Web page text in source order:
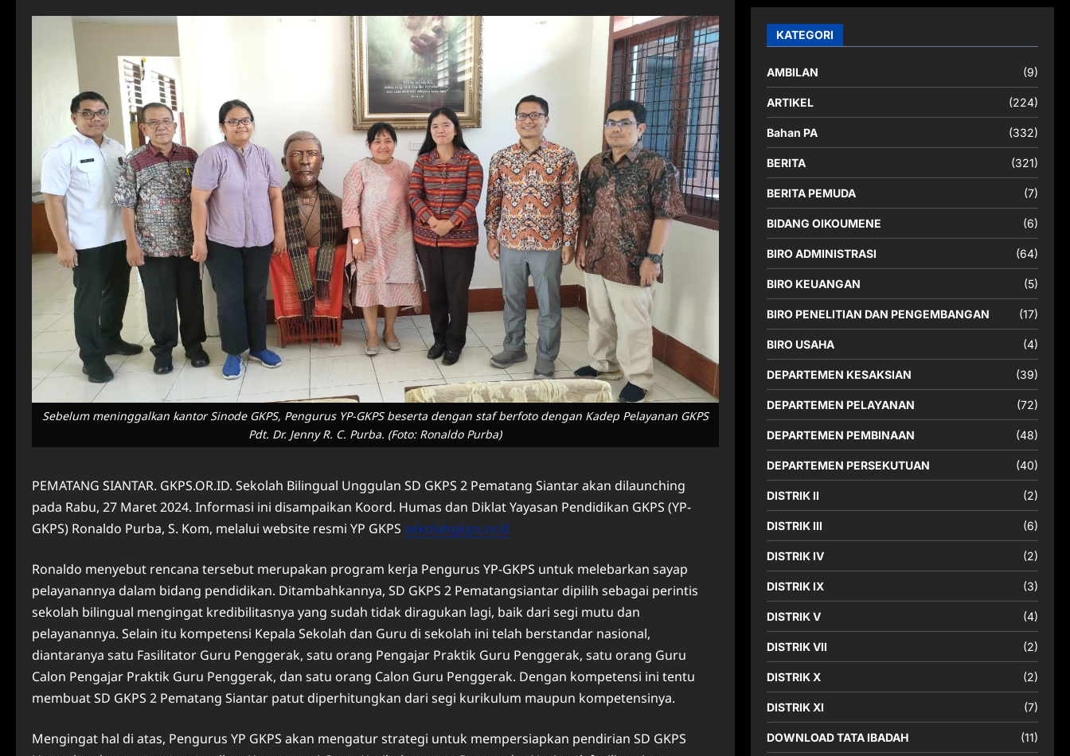
Sebelum meninggalkan kantor Sinode GKPS, Pengurus YP-GKPS beserta dengan staf berfoto dengan Kadep Pelayanan GKPS
Pdt. Dr. Jenny R. C. Purba. (Foto: Ronaldo Purba)
PEMATANG SIANTAR. GKPS.OR.ID. Sekolah Bilingual Unggulan SD GKPS 2 Pematang Siantar akan dilaunching
pada Rabu, 27 Maret 2024. Informasi ini disampaikan Koord. Humas dan Diklat Yayasan Pendidikan GKPS (YP-
GKPS) Ronaldo Purba, S. Kom, melalui website resmi YP GKPS sekolahgkps.or.id
Ronaldo menyebut rencana tersebut merupakan program kerja Pengurus YP-GKPS untuk melebarkan sayap
pelayanannya dalam bidang pendidikan. Ditambahkannya, SD GKPS 2 Pematangsiantar dipilih sebagai perintis
sekolah bilingual mengingat kredibilitasnya yang sudah tidak diragukan lagi, baik dari segi mutu dan
pelayanannya. Selain itu kompetensi Kepala Sekolah dan Guru di sekolah ini telah berstandar nasional,
diantaranya satu Fasilitator Guru Penggerak, satu orang Pengajar Praktik Guru Penggerak, satu orang Guru
Calon Pengajar Praktik Guru Penggerak, dan satu orang Calon Guru Penggerak. Dengan kompetensi ini tentu
membuat SD GKPS 2 Pematang Siantar patut diperhitungkan dari segi kurikulum maupun kompetensinya.
Mengingat hal di atas, Pengurus YP GKPS akan mengatur strategi untuk mempersiapkan pendirian SD GKPS
KATEGORI
AMBILAN (9)
ARTIKEL (224)
Bahan PA (332)
BERITA (321)
BERITA PEMUDA (7)
BIDANG OIKOUMENE (6)
BIRO ADMINISTRASI (64)
BIRO KEUANGAN (5)
BIRO PENELITIAN DAN PENGEMBANGAN (17)
BIRO USAHA (4)
DEPARTEMEN KESAKSIAN (39)
DEPARTEMEN PELAYANAN (72)
DEPARTEMEN PEMBINAAN (48)
DEPARTEMEN PERSEKUTUAN (40)
DISTRIK II (2)
DISTRIK III (6)
DISTRIK IV (2)
DISTRIK IX (3)
DISTRIK V (4)
DISTRIK VII (2)
DISTRIK X (2)
DISTRIK XI (7)
DOWNLOAD TATA IBADAH (11)